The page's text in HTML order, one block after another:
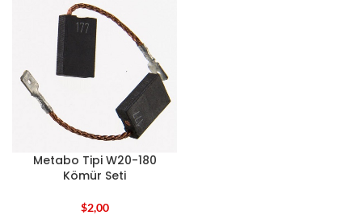
Metabo Tipi W20-180
Kömür Seti
$2,00